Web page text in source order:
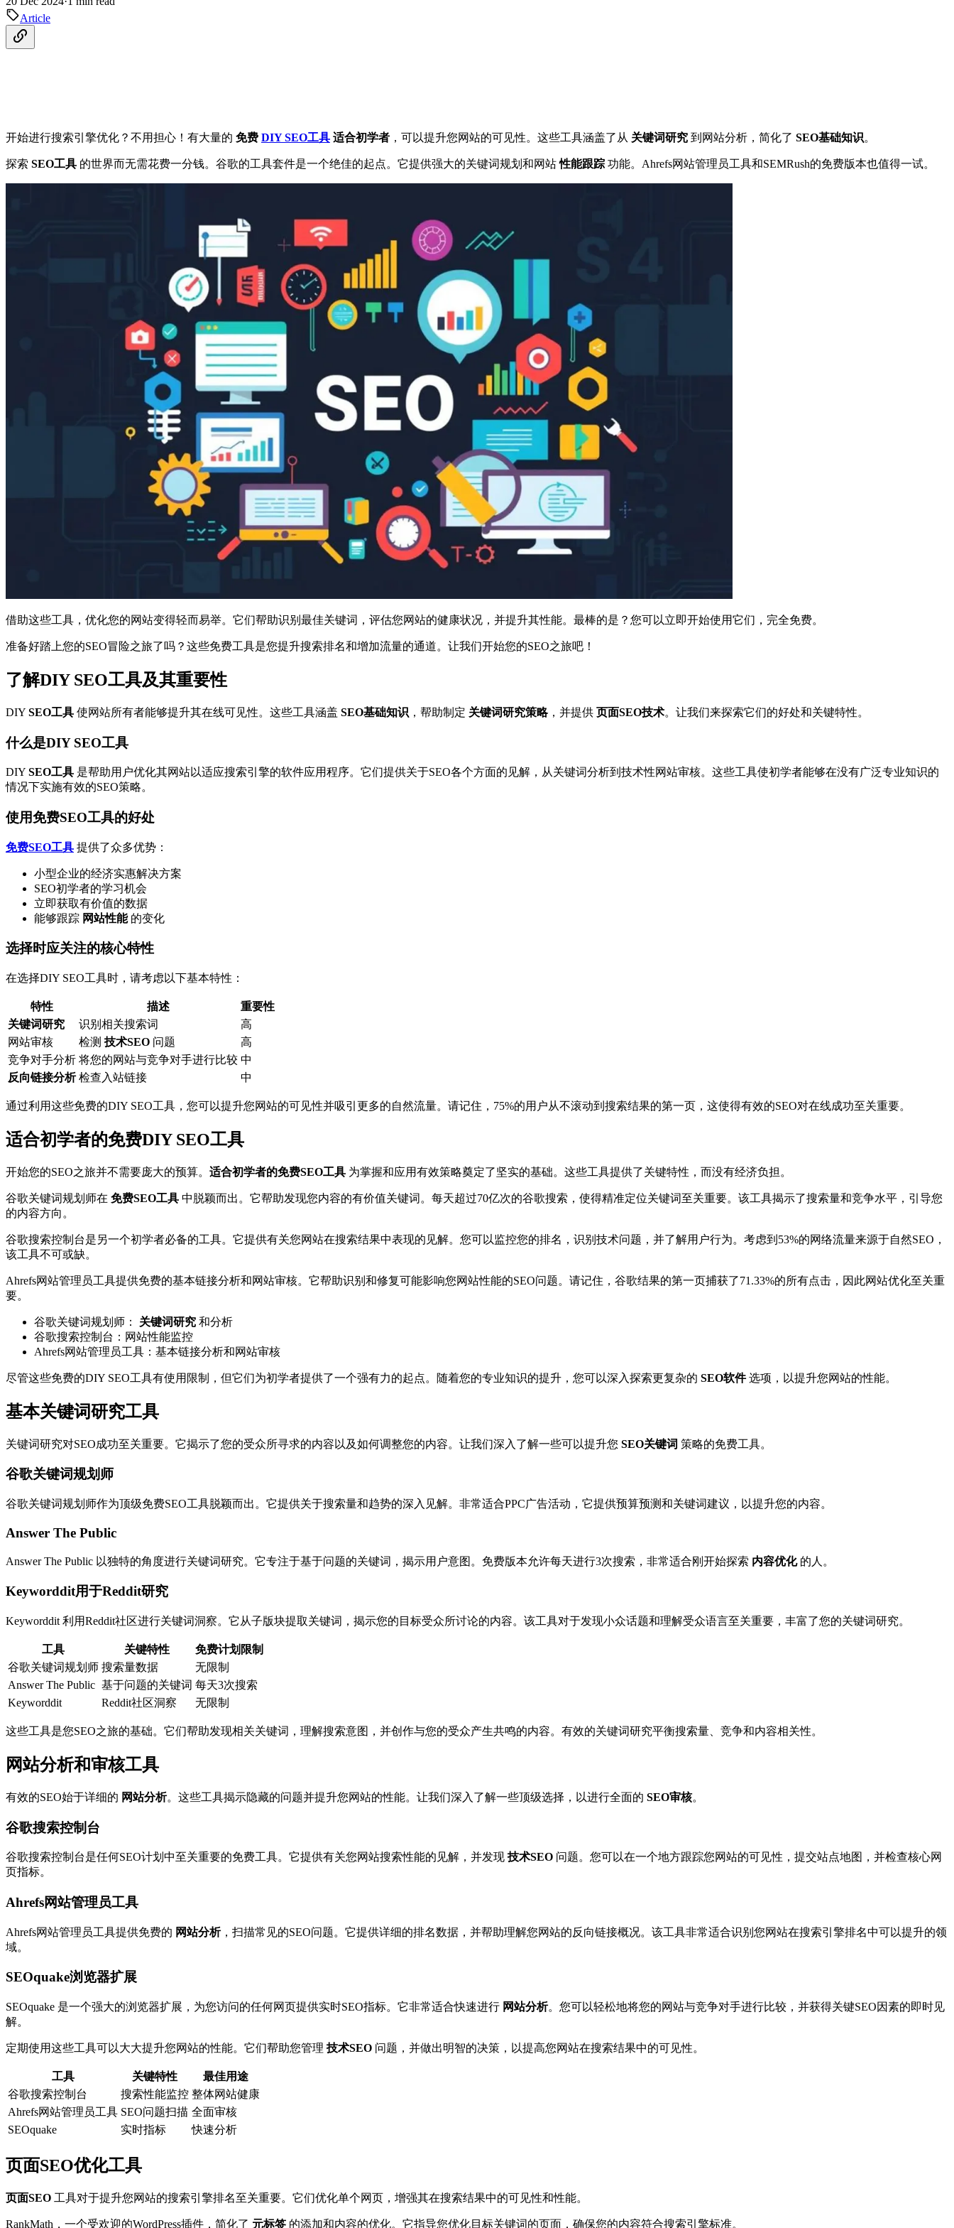
Article
开始进行搜索引擎优化？不用担心！有大量的 免费 DIY SEO工具 适合初学者 ，可以提升您网站的可见性。这些工具涵盖了从 关键词研究 到网站分析，简化了 SEO基础知识。
探索 SEO工具 的世界而无需花费一分钱。谷歌的工具套件是一个绝佳的起点。它提供强大的关键词规划和网站性能跟踪 功能。Ahrefs网站管理员工具和SEMRush的免费版本也值得一试。
借助这些工具，优化您的网站变得轻而易举。它们帮助识别最佳关键词，评估您网站的健康状况，并提升其性能。最棒的是？您可以立即开始使用它们，完全免费。
准备好踏上您的SEO冒险之旅了吗？这些免费工具是您提升搜索排名和增加流量的通道。让我们开始您的SEO之旅吧！
了解DIY SEO工具及其重要性
DIY SEO工具 使网站所有者能够提升其在线可见性。这些工具涵盖 SEO基础知识 ，帮助制定 关键词研究策略，并提供 页面SEO技术。让我们来探索它们的好处和关键特性。
什么是DIY SEO工具
DIY SEO工具 是帮助用户优化其网站以适应搜索引擎的软件应用程序。它们提供关于SEO各个方面的见解，从关键词分析到技术性网站审核。这些工具使初学者能够在没有广泛专业知识的
情况下实施有效的SEO策略。
使用免费SEO工具的好处
免费SEO工具 提供了众多优势：
小型企业的经济实惠解决方案
SEO初学者的学习机会
立即获取有价值的数据
能够跟踪 网站性能的变化
选择时应关注的核心特性
在选择DIY SEO工具时，请考虑以下基本特性：
特性 描述
重要性
关键词研究
识别相关搜索词
高
网站审核
检测 技术SEO 问题
高
竞争对手分析 将您的网站与竞争对手进行比较 中
反向链接分析 检查入站链接 中
通过利用这些免费的DIY SEO工具，您可以提升您网站的可见性并吸引更多的自然流量。请记住，75%的用户从不滚动到搜索结果的第一页，这使得有效的SEO对在线成功至关重要。
适合初学者的免费DIY SEO工具
开始您的SEO之旅并不需要庞大的预算。 适合初学者的免费SEO工具 为掌握和应用有效策略奠定了坚实的基础。这些工具提供了关键特性，而没有经济负担。
谷歌关键词规划师在 免费SEO工具 中脱颖而出。它帮助发现您内容的有价值关键词。每天超过70亿次的谷歌搜索，使得精准定位关键词至关重要。该工具揭示了搜索量和竞争水平，引导您
的内容方向。
谷歌搜索控制台是另一个初学者必备的工具。它提供有关您网站在搜索结果中表现的见解。您可以监控您的排名，识别技术问题，并了解用户行为。考虑到53%的网络流量来源于自然SEO，
该工具不可或缺。
Ahrefs网站管理员工具提供免费的基本链接分析和网站审核。它帮助识别和修复可能影响您网站性能的SEO问题。请记住，谷歌结果的第一页捕获了71.33%的所有点击，因此网站优化至关重
要。
谷歌关键词规划师： 关键词研究 和分析
谷歌搜索控制台：网站性能监控
Ahrefs网站管理员工具：基本链接分析和网站审核
尽管这些免费的DIY SEO工具有使用限制，但它们为初学者提供了一个强有力的起点。随着您的专业知识的提升，您可以深入探索更复杂的 SEO软件选项，以提升您网站的性能。
基本关键词研究工具
关键词研究对SEO成功至关重要。它揭示了您的受众所寻求的内容以及如何调整您的内容。让我们深入了解一些可以提升您 SEO关键词 策略的免费工具。
谷歌关键词规划师
谷歌关键词规划师作为顶级免费SEO工具脱颖而出。它提供关于搜索量和趋势的深入见解。非常适合PPC广告活动，它提供预算预测和关键词建议，以提升您的内容。
Answer The Public
Answer The Public 以独特的角度进行关键词研究。它专注于基于问题的关键词，揭示用户意图。免费版本允许每天进行3次搜索，非常适合刚开始探索 内容优化的人。
Keyworddit用于Reddit研究
Keyworddit 利用Reddit社区进行关键词洞察。它从子版块提取关键词，揭示您的目标受众所讨论的内容。该工具对于发现小众话题和理解受众语言至关重要，丰富了您的关键词研究。
工具 关键特性
免费计划限制
谷歌关键词规划师 搜索量数据
无限制
Answer The Public 基于问题的关键词 每天3次搜索
Keyworddit
Reddit社区洞察 无限制
这些工具是您SEO之旅的基础。它们帮助发现相关关键词，理解搜索意图，并创作与您的受众产生共鸣的内容。有效的关键词研究平衡搜索量、竞争和内容相关性。
网站分析和审核工具
有效的SEO始于详细的 网站分析。这些工具揭示隐藏的问题并提升您网站的性能。让我们深入了解一些顶级选择，以进行全面的 SEO审核。
谷歌搜索控制台
谷歌搜索控制台是任何SEO计划中至关重要的免费工具。它提供有关您网站搜索性能的见解，并发现 技术SEO 问题。您可以在一个地方跟踪您网站的可见性，提交站点地图，并检查核心网
页指标。
Ahrefs网站管理员工具
Ahrefs网站管理员工具提供免费的 网站分析，扫描常见的SEO问题。它提供详细的排名数据，并帮助理解您网站的反向链接概况。该工具非常适合识别您网站在搜索引擎排名中可以提升的领
域。
SEOquake浏览器扩展
SEOquake 是一个强大的浏览器扩展，为您访问的任何网页提供实时SEO指标。它非常适合快速进行 网站分析。您可以轻松地将您的网站与竞争对手进行比较，并获得关键SEO因素的即时见
解。
定期使用这些工具可以大大提升您网站的性能。它们帮助您管理 技术SEO 问题，并做出明智的决策，以提高您网站在搜索结果中的可见性。
工具 关键特性
最佳用途
谷歌搜索控制台
搜索性能监控 整体网站健康
Ahrefs网站管理员工具 SEO问题扫描 全面审核
SEOquake
实时指标 快速分析
页面SEO优化工具
页面SEO 工具对于提升您网站的搜索引擎排名至关重要。它们优化单个网页，增强其在搜索结果中的可见性和性能。
RankMath，一个受欢迎的WordPress插件，简化了 元标签 的添加和内容的优化。它指导您优化目标关键词的页面，确保您的内容符合搜索引擎标准。